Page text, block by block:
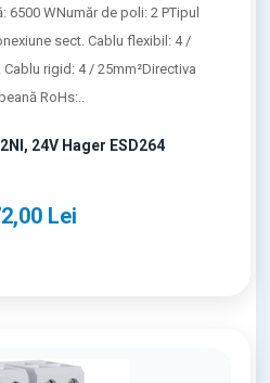
24V Hager ESD264
Lei
6500 WNumăr de poli: 2 PTipul
sect. Cablu flexibil: 4 /
rigid: 4 / 25mm²Directiva
RoHs:..